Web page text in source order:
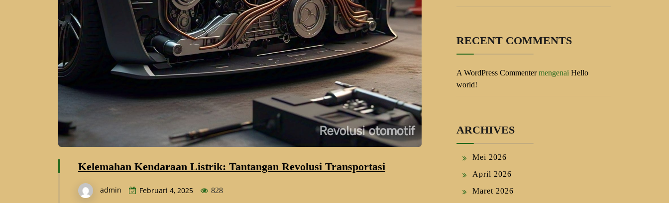
Kelemahan Kendaraan Listrik: Tantangan Revolusi Transportasi
admin Februari 4, 2025 828
RECENT COMMENTS
A WordPress Commentermengenai Hello
world!
ARCHIVES
Mei 2026
April 2026
Maret 2026